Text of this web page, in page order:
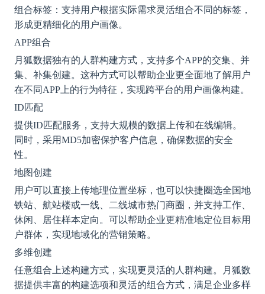
组合标签：支持用户根据实际需求灵活组合不同的标签，
形成更精细化的用户画像。
APP组合
月狐数据独有的人群构建方式，支持多个APP的交集、并
集、补集创建。这种方式可以帮助企业更全面地了解用户
在不同APP上的行为特征，实现跨平台的用户画像构建。
ID匹配
提供ID匹配服务，支持大规模的数据上传和在线编辑。
同时，采用MD5加密保护客户信息，确保数据的安全
性。
地图创建
用户可以直接上传地理位置坐标，也可以快捷圈选全国地
铁站、航站楼或一线、二线城市热门商圈，并支持工作、
休闲、居住样本定向。可以帮助企业更精准地定位目标用
户群体，实现地域化的营销策略。
多维创建
任意组合上述构建方式，实现更灵活的人群构建。月狐数
据提供丰富的构建选项和灵活的组合方式，满足企业多样